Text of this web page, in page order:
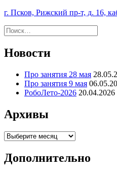
г. Псков, Рижский пр-т, д. 16,
Найти:
Новости
Про занятия 28 мая
Про занятия 9 мая
РобоЛето-2026 20.04.2026
Архивы
Архивы
Дополнительно